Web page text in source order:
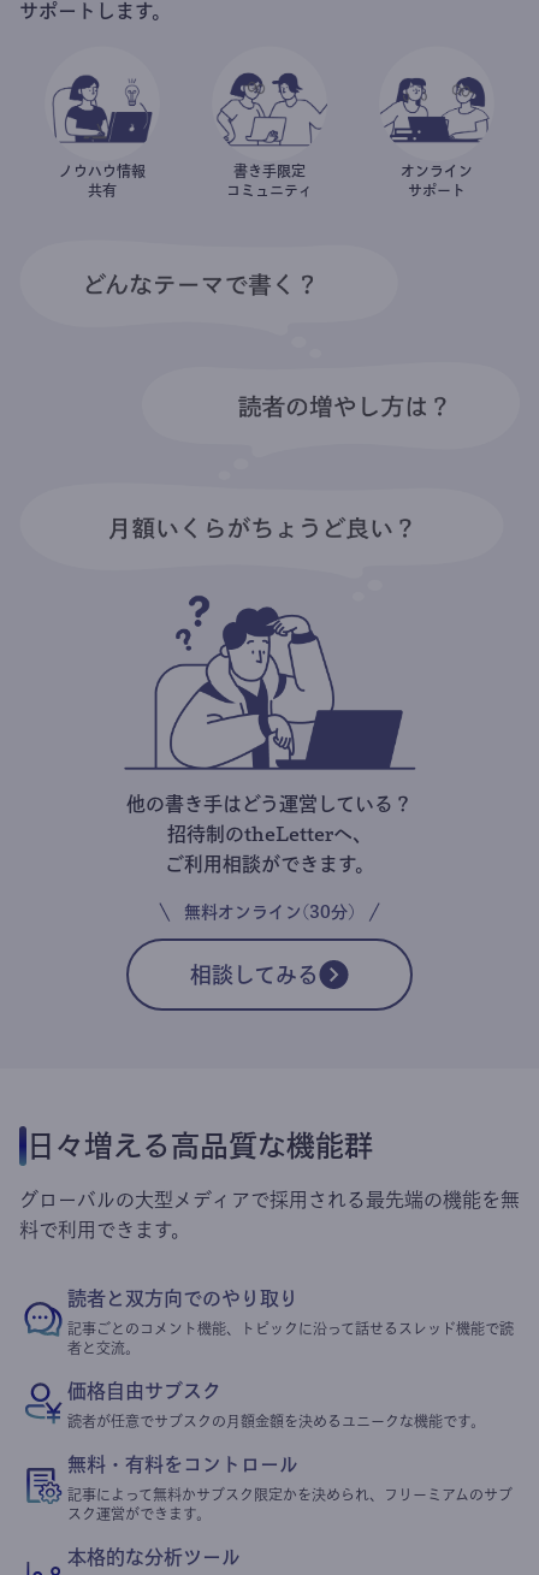
サポートします。
ノウハウ情報
共有
書き手限定
コミュニティ
オンライン
サポート
他の書き手はどう運営している？
招待制のtheLetterへ、
ご利用相談ができます。
無料オンライン(30分)
相談してみる
日々増える高品質な機能群
グローバルの大型メディアで採用される最先端の機能を無
料で利用できます。
読者と双方向でのやり取り
記事ごとのコメント機能、トピックに沿って話せるスレッド機能で読
者と交流。
価格自由サブスク
読者が任意でサブスクの月額金額を決めるユニークな機能です。
無料・有料をコントロール
記事によって無料かサブスク限定かを決められ、フリーミアムのサブ
スク運営ができます。
本格的な分析ツール